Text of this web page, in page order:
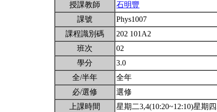
授課教師
石明豐
課號
Phys1007
課程識別碼
202 101A2
班次
02
學分
3.0
全/半年
全年
必/選修
選修
上課時間
星期二3,4(10:20~12:10)星期